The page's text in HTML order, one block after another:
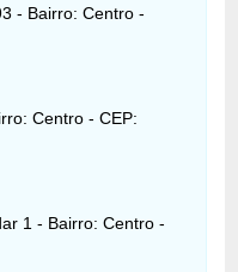
- Bairro: Centro -
Centro - CEP:
1 - Bairro: Centro -